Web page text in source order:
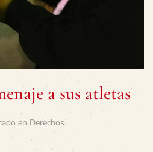
a sus atletas
en Derechos.